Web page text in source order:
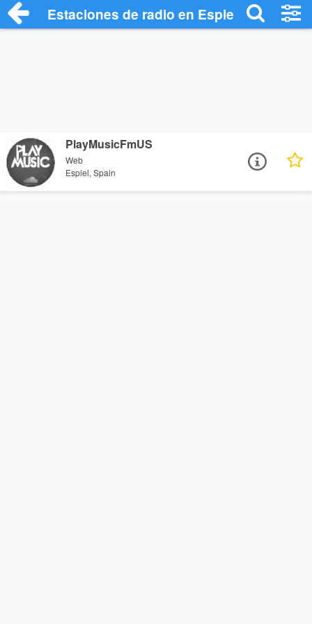
Estaciones de radio en Espiel -
PlayMusicFmUS
Web
Espiel, Spain